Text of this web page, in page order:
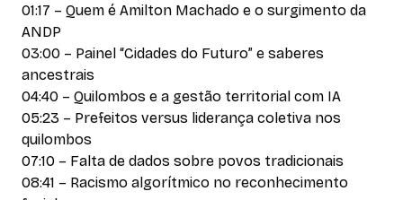
01:17 – Quem é Amilton Machado e o surgimento da
ANDP
03:00 – Painel “Cidades do Futuro” e saberes
ancestrais
04:40 – Quilombos e a gestão territorial com IA
05:23 – Prefeitos versus liderança coletiva nos
quilombos
07:10 – Falta de dados sobre povos tradicionais
08:41 – Racismo algorítmico no reconhecimento